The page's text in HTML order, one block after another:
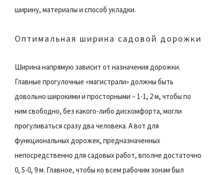
ширину, материалы и способ укладки.
Оптимальная ширина садовой дорожки
Ширина напрямую зависит от назначения дорожки.
Главные прогулочные «магистрали» должны быть
довольно широкими и просторными – 1-1, 2 м, чтобы по
ним свободно, без какого-либо дискомфорта, могли
прогуливаться сразу два человека. А вот для
функциональных дорожек, предназначенных
непосредственно для садовых работ, вполне достаточно
0, 5-0, 9 м. Главное, чтобы ко всем рабочим зонам был